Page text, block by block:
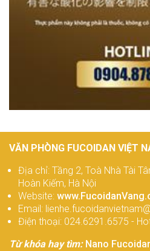
VĂN PHÒNG FUCOIDAN VIỆT
Địa chỉ: Tầng 2, Toà Nhà Tài
Hoàn Kiếm, Hà Nội
Website:
Email:
Điện thoại: 024.6291.6575 -
Từ khóa hay tìm: Nano